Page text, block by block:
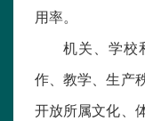
用率。
机关、学校
作、教学、生产
开放所属文化、